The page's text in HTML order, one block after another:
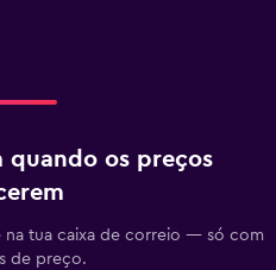
quando os preços
na tua caixa de correio — só com
de preço.